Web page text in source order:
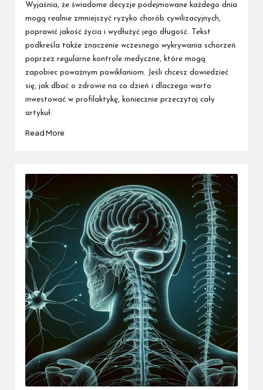
Wyjaśnia, że świadome decyzje podejmowane każdego dnia
mogą realnie zmniejszyć ryzyko chorób cywilizacyjnych,
poprawić jakość życia i wydłużyć jego długość. Tekst
podkreśla także znaczenie wczesnego wykrywania schorzeń
poprzez regularne kontrole medyczne, które mogą
zapobiec poważnym powikłaniom. Jeśli chcesz dowiedzieć
się, jak dbać o zdrowie na co dzień i dlaczego warto
inwestować w profilaktykę, koniecznie przeczytaj cały
artykuł.
Read More